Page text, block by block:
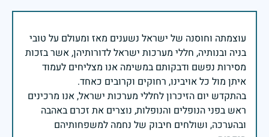
עוצמתה וחוסנה של ישראל נשענים מאז ומעולם על טובי
בניה ובנותיה, חללי מערכות ישראל לדורותיהן, אשר בזכות
מסירות נפשם ודבקותם במשימה אנו מצליחים לעמוד
בהתקדש יום הזיכרון לחללי מערכות ישראל, אנו מרכינים
ראש בפני הנופלים והנופלות, נוצרים את זכרם באהבה
ובהערכה, ושולחים חיבוק של נחמה למשפחותיהם